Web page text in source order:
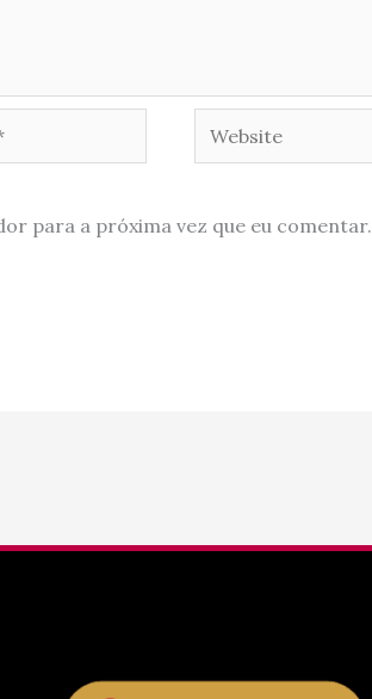
Website
para a próxima vez que eu comentar.